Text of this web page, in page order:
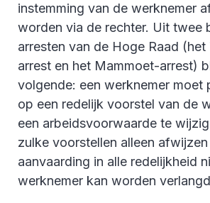
instemming van de werknemer
worden via de rechter. Uit twee
arresten van de Hoge Raad
arrest en het Mammoet-arrest)
volgende: een werknemer moet
op een redelijk voorstel van de
een arbeidsvoorwaarde te
zulke voorstellen alleen afwijzen
aanvaarding in alle redelijkheid
werknemer kan worden